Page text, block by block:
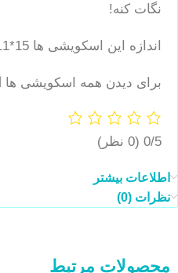
نگات کنه!
اندازه این اسکویشی ها 15*11 سانتی متر هست.
برای دیدن همه اسکویشی ها
0/5 (0 نظر)
اطلاعات بیشتر
نظرات (0)
محصولات مرتبط